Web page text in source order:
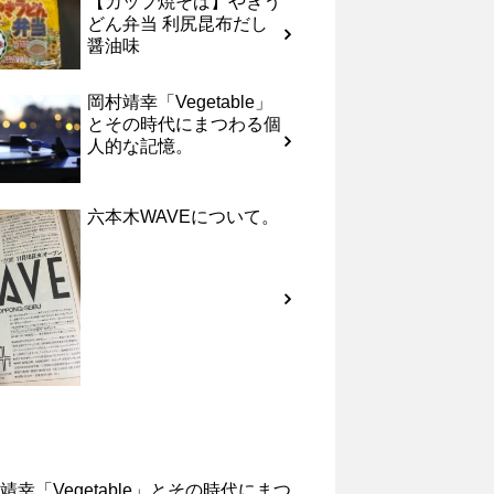
どん弁当 利尻昆布だし
醤油味
岡村靖幸「Vegetable」
とその時代にまつわる個
人的な記憶。
六本木WAVEについて。
幸「Vegetable」とその時代にまつ